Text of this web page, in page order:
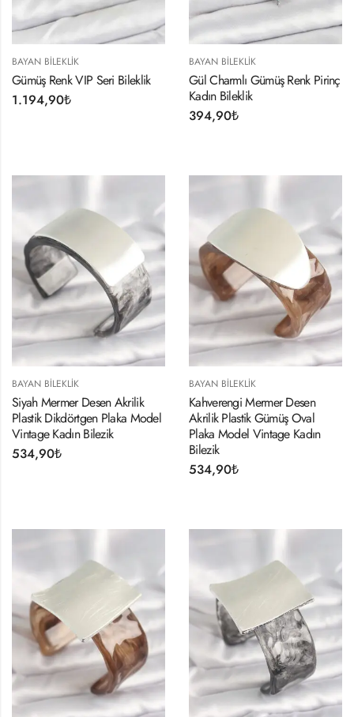
BAYAN BILEKLIK
Gümüş Renk VIP Seri Bileklik
1.194,90₺
BAYAN BILEKLIK
Gül Charmlı Gümüş Renk Pirinç
Kadın Bileklik
394,90₺
BAYAN BILEKLIK
Siyah Mermer Desen Akrilik
Plastik Dikdörtgen Plaka Model
Vintage Kadın Bilezik
534,90₺
BAYAN BILEKLIK
Kahverengi Mermer Desen
Akrilik Plastik Gümüş Oval
Plaka Model Vintage Kadın
Bilezik
534,90₺